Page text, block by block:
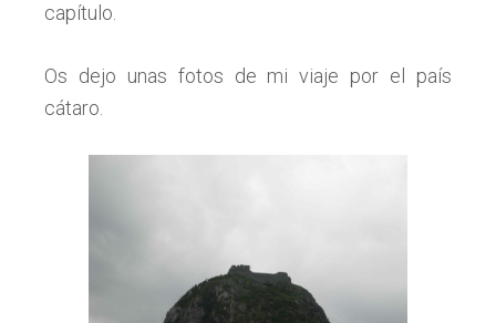
capítulo.
Os dejo unas fotos de mi viaje por el país
cátaro.